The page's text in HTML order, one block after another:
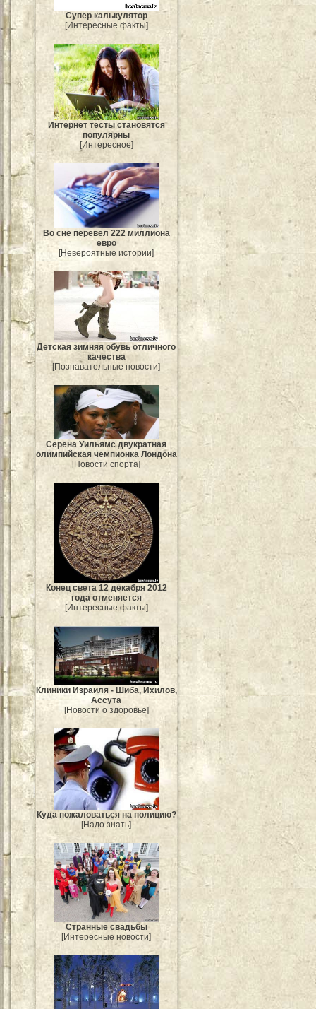
Супер калькулятор
[Интересные факты]
Интернет тесты становятся
популярны
[Интересное]
Во сне перевел 222 миллиона
евро
[Невероятные истории]
Детская зимняя обувь отличного
качества
[Познавательные новости]
Серена Уильямс двукратная
олимпийская чемпионка Лондона
[Новости спорта]
Конец света 12 декабря 2012
года отменяется
[Интересные факты]
Клиники Израиля - Шиба, Ихилов,
Ассута
[Новости о здоровье]
Куда пожаловаться на полицию?
[Надо знать]
Странные свадьбы
[Интересные новости]